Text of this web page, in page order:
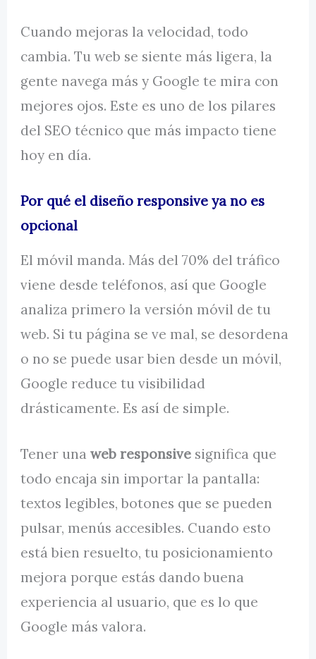
Cuando mejoras la velocidad, todo
cambia. Tu web se siente más ligera, la
gente navega más y Google te mira con
mejores ojos. Este es uno de los pilares
del SEO técnico que más impacto tiene
hoy en día.
Por qué el diseño responsive ya no es
opcional
El móvil manda. Más del 70% del tráfico
viene desde teléfonos, así que Google
analiza primero la versión móvil de tu
web. Si tu página se ve mal, se desordena
o no se puede usar bien desde un móvil,
Google reduce tu visibilidad
drásticamente. Es así de simple.
Tener unaweb responsive significa que
todo encaja sin importar la pantalla:
textos legibles, botones que se pueden
pulsar, menús accesibles. Cuando esto
está bien resuelto, tu posicionamiento
mejora porque estás dando buena
experiencia al usuario, que es lo que
Google más valora.